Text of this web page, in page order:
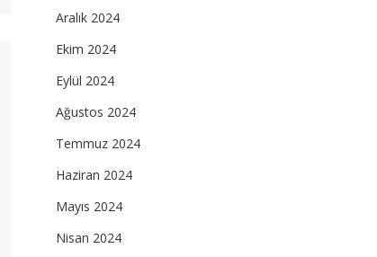
Aralık 2024
Ekim 2024
Eylül 2024
Ağustos 2024
Temmuz 2024
Haziran 2024
Mayıs 2024
Nisan 2024